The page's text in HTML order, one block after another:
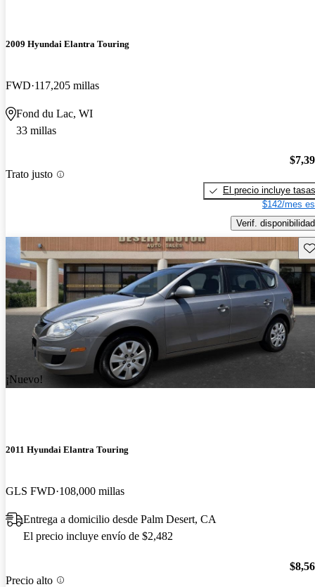
2009 Hyundai Elantra Touring
FWD 117,205 millas
Fond du Lac, WI
33 millas
Trato justo
El precio incluye tasas
$142/mes
Verif. disponibilidad
¡Nuevo!
2011 Hyundai Elantra Touring
GLS FWD 108,000 millas
Entrega a domicilio desde Palm Desert, CA
El precio incluye envío de $2,482
Precio alto